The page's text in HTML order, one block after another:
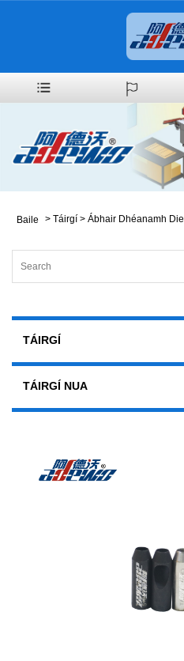
Baile > Táirgí > Ábhair Dhéanamh Die
TÁIRGÍ
TÁIRGÍ NUA